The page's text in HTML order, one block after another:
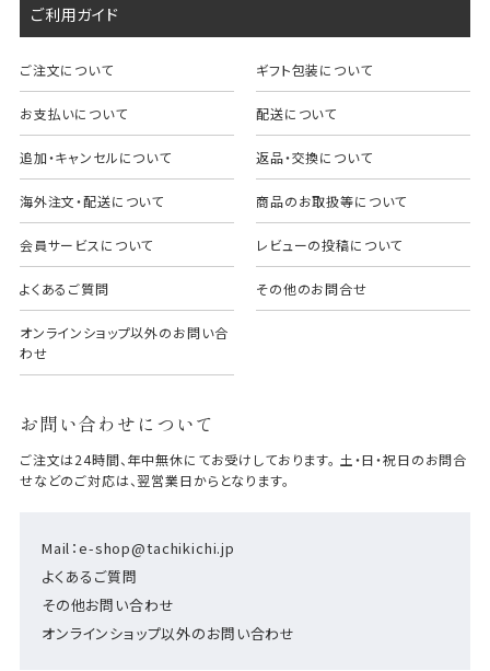
ご利用ガイド
ご注文について ギフト包装について
お支払いについて 配送について
追加・キャンセルについて 返品・交換について
海外注文・配送について 商品のお取扱等について
会員サービスについて レビューの投稿について
よくあるご質問 その他のお問合せ
オンラインショップ以外のお問い合
わせ
お問い合わせについて
Mail：e-shop@tachikichi.jp
よくあるご質問
その他お問い合わせ
オンラインショップ以外のお問い合わせ
ご注文は24時間、年中無休にてお受けしております。 土・日・祝日のお問合
せなどのご対応は、翌営業日からとなります。